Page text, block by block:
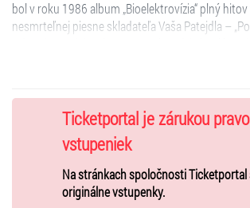
bol v roku 1986 album „Bioelektrovízia“ plný
nesmrteľnej piesne skladateľa Vaša Patejdla –
Česku aj na Slovensku. Získal osemnásť cien a
dvanásťkrát umiestnenie medzi najlepšími
ocenenie Krištáľové krídlo a album roka podľa
mimoriadne aktívny, jeho koncertné turné sú
Výnimočný talent, osobná charizma,
milión predaných nosičov a desiatky skvelých
všetko urobilo z textára, skladateľa a speváka
Ticketportal je zárukou
vstupeniek
Na stránkach spoločnosti Ticketportal
originálne vstupenky.